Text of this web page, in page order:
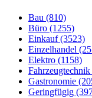
Bau (810)
Büro (1255)
Einkauf (3523)
Einzelhandel
Elektro (1158)
Gastronomie
Geringfügig